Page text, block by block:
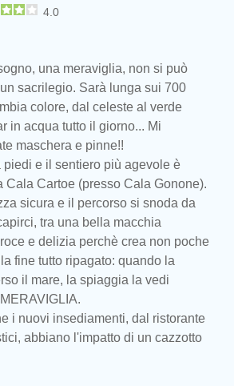
4.0
una meraviglia, non si può
sacrilegio. Sarà lunga sui 700
colore, dal celeste al verde
in acqua tutto il giorno... Mi
maschera e pinne!!
piedi e il sentiero più agevole è
Cala Cartoe (presso Cala Gonone).
sicura e il percorso si snoda da
tra una bella macchia
e delizia perchè crea non poche
fine tutto ripagato: quando la
il mare, la spiaggia la vedi
i nuovi insediamenti, dal ristorante
abbiano l'impatto di un cazzotto